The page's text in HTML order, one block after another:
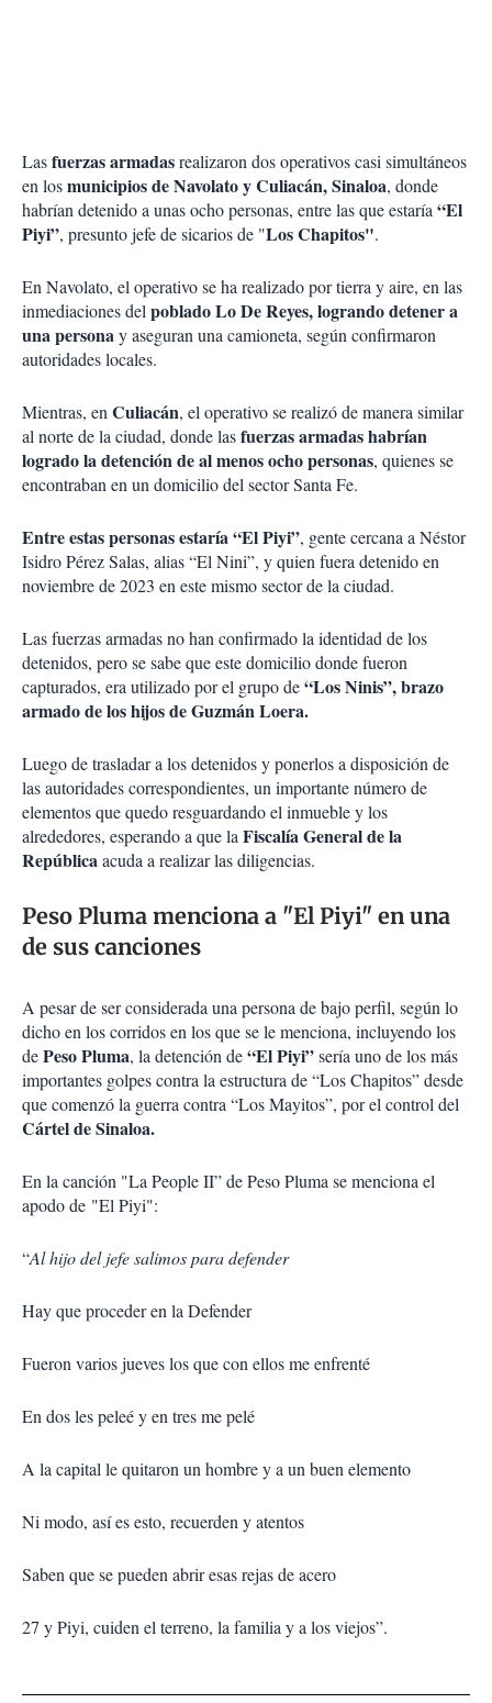
Lasfuerzas armadasrealizaron dos operativos casi simultáneos
en losmunicipios de Navolato y Culiacán, Sinaloa, donde
habrían detenido a unas ocho personas, entre las que estaría“El
Piyi”, presunto jefe de sicarios de "Los Chapitos".
En Navolato, el operativo se ha realizado por tierra y aire, en las
inmediaciones delpoblado Lo De Reyes, logrando detener a
una personay aseguran una camioneta, según confirmaron
autoridades locales.
Mientras, enCuliacán, el operativo se realizó de manera similar
al norte de la ciudad, donde lasfuerzas armadas habrían
logrado la detención de al menos ocho personas, quienes se
encontraban en un domicilio del sector Santa Fe.
Entre estas personas estaría “El Piyi”, gente cercana a Néstor
Isidro Pérez Salas, alias “El Nini”, y quien fuera detenido en
noviembre de 2023 en este mismo sector de la ciudad.
Las fuerzas armadas no han confirmado la identidad de los
detenidos, pero se sabe que este domicilio donde fueron
capturados, era utilizado por el grupo de“Los Ninis”, brazo
armado de los hijos de Guzmán Loera.
Luego de trasladar a los detenidos y ponerlos a disposición de
las autoridades correspondientes, un importante número de
elementos que quedo resguardando el inmueble y los
alrededores, esperando a que laFiscalía General de la
Repúblicaacuda a realizar las diligencias.
Peso Pluma menciona a "El Piyi" en una
de sus canciones
A pesar de ser considerada una persona de bajo perfil, según lo
dicho en los corridos en los que se le menciona, incluyendo los
dePeso Pluma, la detención de“El Piyi”sería uno de los más
importantes golpes contra la estructura de “Los Chapitos” desde
que comenzó la guerra contra “Los Mayitos”, por el control del
Cártel de Sinaloa.
En la canción "La People II” de Peso Pluma se menciona el
apodo de "El Piyi":
“Al hijo del jefe salimos para defender
Hay que proceder en la Defender
Fueron varios jueves los que con ellos me enfrenté
En dos les peleé y en tres me pelé
A la capital le quitaron un hombre y a un buen elemento
Ni modo, así es esto, recuerden y atentos
Saben que se pueden abrir esas rejas de acero
27 y Piyi, cuiden el terreno, la familia y a los viejos”.